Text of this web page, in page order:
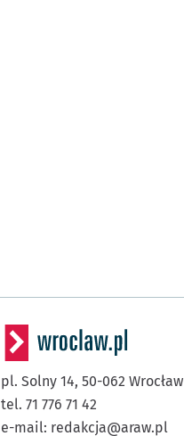
pl. Solny 14, 50-062 Wrocław
tel. 71 776 71 42
e-mail: redakcja@araw.pl